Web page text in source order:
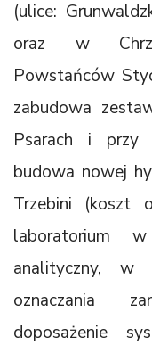
(ulice:
oraz w
Powstańców
zabudowa
Psarach i przy
budowa nowej
Trzebini (koszt
laboratorium w
analityczny,
oznaczania
doposażenie